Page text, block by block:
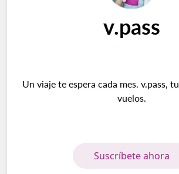
v.pass
Un viaje te espera cada mes. v.pass,
vuelos.
Suscríbete ahora